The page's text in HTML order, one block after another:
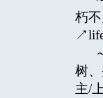
朽
树
主/